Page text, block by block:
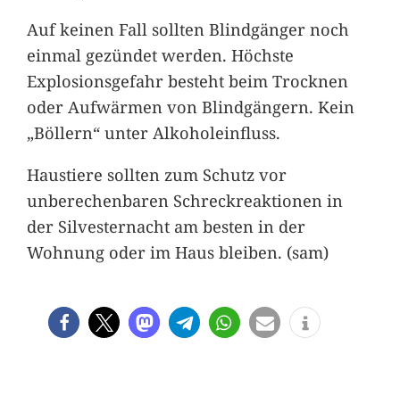
Auf keinen Fall sollten Blindgänger noch
einmal gezündet werden. Höchste
Explosionsgefahr besteht beim Trocknen
oder Aufwärmen von Blindgängern. Kein
„Böllern“ unter Alkoholeinfluss.
Haustiere sollten zum Schutz vor
unberechenbaren Schreckreaktionen in
der Silvesternacht am besten in der
Wohnung oder im Haus bleiben. (sam)